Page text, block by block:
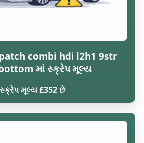
combi hdi l2h1 9str
માં સ્ક્રેપ મૂલ્ય
સ્ક્રેપ મૂલ્ય £352 છે